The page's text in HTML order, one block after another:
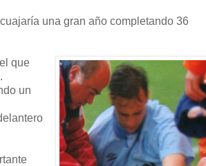
una gran año completando 36
que
un